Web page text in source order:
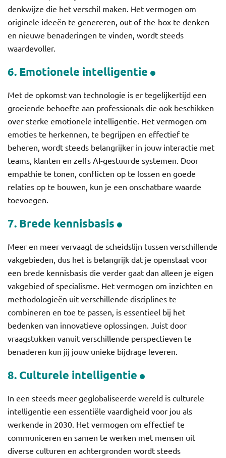
denkwijze die het verschil maken. Het vermogen om
originele ideeën te genereren, out-of-the-box te denken
en nieuwe benaderingen te vinden, wordt steeds
waardevoller.
6. Emotionele intelligentie
Met de opkomst van technologie is er tegelijkertijd een
groeiende behoefte aan professionals die ook beschikken
over sterke emotionele intelligentie. Het vermogen om
emoties te herkennen, te begrijpen en effectief te
beheren, wordt steeds belangrijker in jouw interactie met
teams, klanten en zelfs AI-gestuurde systemen. Door
empathie te tonen, conflicten op te lossen en goede
relaties op te bouwen, kun je een onschatbare waarde
toevoegen.
7. Brede kennisbasis
Meer en meer vervaagt de scheidslijn tussen verschillende
vakgebieden, dus het is belangrijk dat je openstaat voor
een brede kennisbasis die verder gaat dan alleen je eigen
vakgebied of specialisme. Het vermogen om inzichten en
methodologieën uit verschillende disciplines te
combineren en toe te passen, is essentieel bij het
bedenken van innovatieve oplossingen. Juist door
vraagstukken vanuit verschillende perspectieven te
benaderen kun jij jouw unieke bijdrage leveren.
8. Culturele intelligentie
In een steeds meer geglobaliseerde wereld is culturele
intelligentie een essentiële vaardigheid voor jou als
werkende in 2030. Het vermogen om effectief te
communiceren en samen te werken met mensen uit
diverse culturen en achtergronden wordt steeds